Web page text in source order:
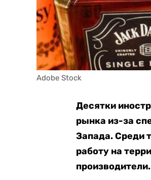
Adobe Stock
Десятки
рынка из-за
Запада. Среди
работу на